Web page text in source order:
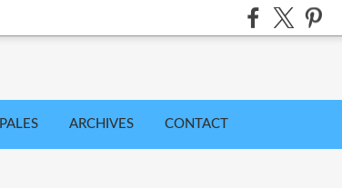
ARCHIVES CONTACT